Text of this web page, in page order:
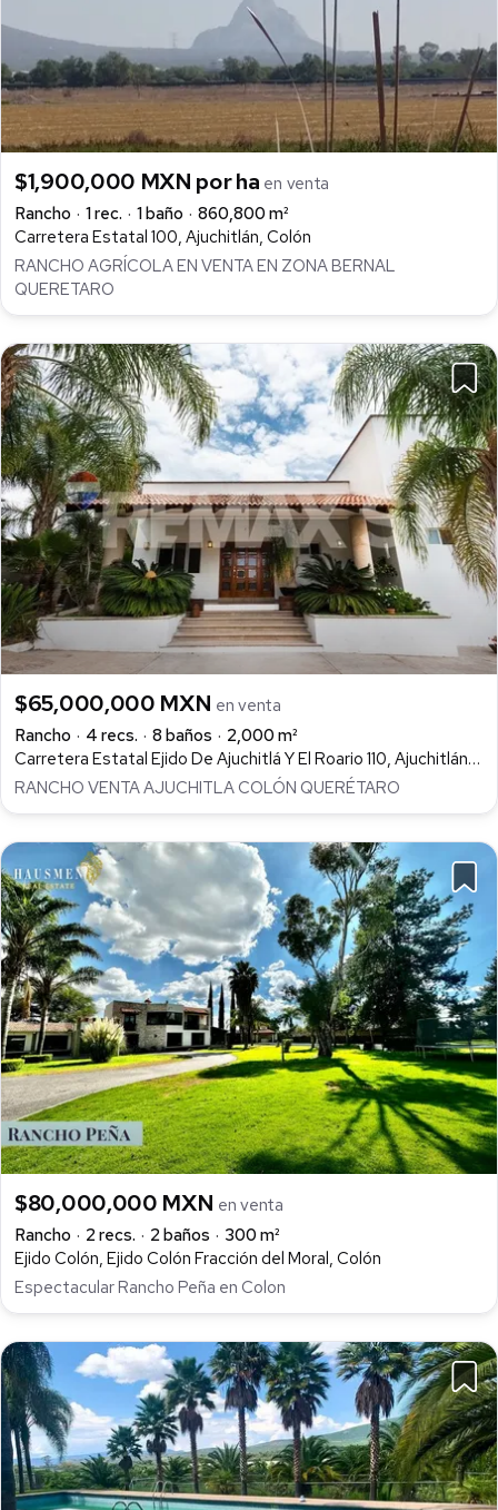
$1,900,000 MXN por ha en venta
Rancho
1 rec. 1 baño
860,800 m²
Carretera Estatal 100, Ajuchitlán, Colón
RANCHO AGRÍCOLA EN VENTA EN ZONA BERNAL
QUERETARO
$65,000,000 MXN en venta
Rancho
4 recs. 8 baños
2,000 m²
Carretera Estatal Ejido De Ajuchitlá Y El Roario 110, Ajuchitlán, Colón
RANCHO VENTA AJUCHITLA COLÓN QUERÉTARO
$80,000,000 MXN en venta
Rancho
2 recs. 2 baños
300 m²
Ejido Colón, Ejido Colón Fracción del Moral, Colón
Espectacular Rancho Peña en Colon